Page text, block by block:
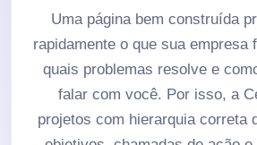
Uma página bem construída
rapidamente o que sua empresa
quais problemas resolve e
falar com você. Por isso, a
projetos com hierarquia correta